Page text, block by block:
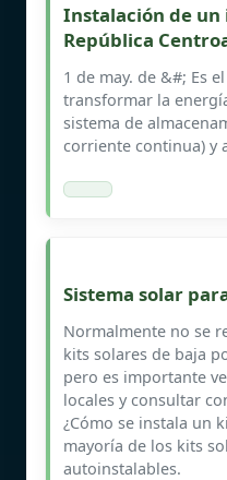
Instalación de un
República
1 de may. de &#; Es
transformar la
sistema de
corriente continua) y
Sistema solar
Normalmente no se
kits solares de baja
pero es importante
locales y consultar
¿Cómo se instala un
mayoría de los kits
autoinstalables.